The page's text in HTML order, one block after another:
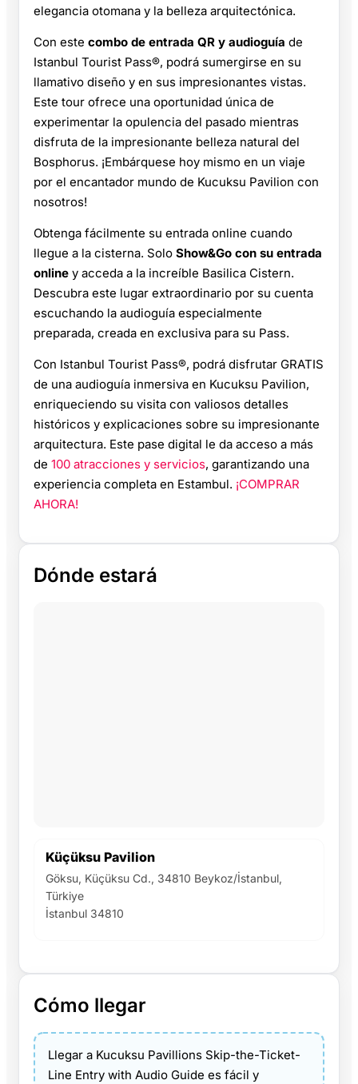
elegancia otomana y la belleza arquitectónica.
Con este combo de entrada QR y audioguía de
Istanbul Tourist Pass®, podrá sumergirse en su
llamativo diseño y en sus impresionantes vistas.
Este tour ofrece una oportunidad única de
experimentar la opulencia del pasado mientras
disfruta de la impresionante belleza natural del
Bosphorus. ¡Embárquese hoy mismo en un viaje
por el encantador mundo de Kucuksu Pavilion con
nosotros!
Obtenga fácilmente su entrada online cuando
llegue a la cisterna. Solo Show&Go con su entrada
online y acceda a la increíble Basilica Cistern.
Descubra este lugar extraordinario por su cuenta
escuchando la audioguía especialmente
preparada, creada en exclusiva para su Pass.
Con Istanbul Tourist Pass®, podrá disfrutar GRATIS
de una audioguía inmersiva en Kucuksu Pavilion,
enriqueciendo su visita con valiosos detalles
históricos y explicaciones sobre su impresionante
arquitectura. Este pase digital le da acceso a más
de 100 atracciones y servicios, garantizando una
experiencia completa en Estambul. ¡COMPRAR
AHORA!
Dónde estará
Küçüksu Pavilion
Göksu, Küçüksu Cd., 34810 Beykoz/İstanbul,
Türkiye
İstanbul 34810
Cómo llegar
Llegar a Kucuksu Pavillions Skip-the-Ticket-
Line Entry with Audio Guide es fácil y